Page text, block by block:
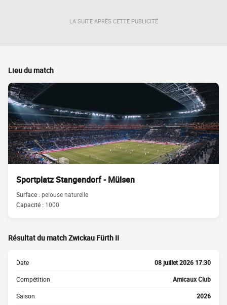
LA SUITE APRÈS CETTE PUBLICITÉ
Lieu du match
Sportplatz Stangendorf - Mülsen
Surface :pelouse naturelle
Capacité : 1000
Résultat du match Zwickau Fürth II
Date 08 juillet 2026 17:30
Compétition Amicaux Club
Saison 2026